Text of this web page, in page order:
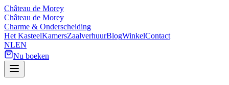
Château de Morey
Château de Morey
Charme & Onderscheiding
Het KasteelKamersZaalverhuurBlogWinkelContact
NLEN
Nu boeken